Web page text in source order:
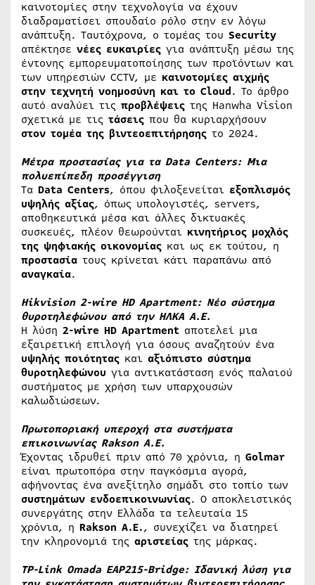
καινοτομίες στην τεχνολογία να έχουν
διαδραματίσει σπουδαίο ρόλο στην εν λόγω
ανάπτυξη. Ταυτόχρονα, ο τομέας του Security
απέκτησε νέες ευκαιρίες για ανάπτυξη μέσω της
έντονης εμπορευματοποίησης των προϊόντων και
των υπηρεσιών CCTV, με καινοτομίες αιχμής
στην τεχνητή νοημοσύνη και το Cloud. Το άρθρο
αυτό αναλύει τις προβλέψεις της Hanwha Vision
σχετικά με τις τάσεις που θα κυριαρχήσουν
στον τομέα της βιντεοεπιτήρησης το 2024.
Μέτρα προστασίας για τα Data Centers: Μια
πολυεπίπεδη προσέγγιση
Τα Data Centers, όπου φιλοξενείται εξοπλισμός
υψηλής αξίας, όπως υπολογιστές, servers,
αποθηκευτικά μέσα και άλλες δικτυακές
συσκευές, πλέον θεωρούνται κινητήριος μοχλός
της ψηφιακής οικονομίας και ως εκ τούτου, η
προστασία τους κρίνεται κάτι παραπάνω από
αναγκαία.
Hikvision 2-wire HD Apartment: Νέο σύστημα
θυροτηλεφώνου από την ΗΛΚΑ Α.Ε.
Η λύση 2-wire HD Apartment αποτελεί μια
εξαιρετική επιλογή για όσους αναζητούν ένα
υψηλής ποιότητας και αξιόπιστο σύστημα
θυροτηλεφώνου για αντικατάσταση ενός παλαιού
συστήματος με χρήση των υπαρχουσών
καλωδιώσεων.
Πρωτοποριακή υπεροχή στα συστήματα
επικοινωνίας Rakson A.E.
Έχοντας ιδρυθεί πριν από 70 χρόνια, η Golmar
είναι πρωτοπόρα στην παγκόσμια αγορά,
αφήνοντας ένα ανεξίτηλο σημάδι στο τοπίο των
συστημάτων ενδοεπικοινωνίας. O αποκλειστικός
συνεργάτης στην Ελλάδα τα τελευταία 15
χρόνια, η Rakson A.E., συνεχίζει να διατηρεί
την κληρονομιά της αριστείας της μάρκας.
TP-Link Omada EAP215-Bridge: Ιδανική λύση για